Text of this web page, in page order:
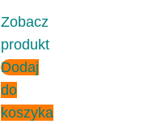
Zobacz
produkt
Dodaj
do
koszyka